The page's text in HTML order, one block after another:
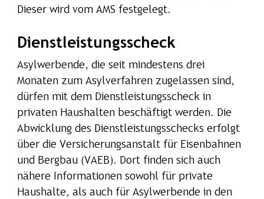
Dieser wird vom AMS festgelegt.
Dienstleistungsscheck
Asylwerbende, die seit mindestens drei
Monaten zum Asylverfahren zugelassen sind,
dürfen mit dem Dienstleistungsscheck in
privaten Haushalten beschäftigt werden. Die
Abwicklung des Dienstleistungsschecks erfolgt
über die Versicherungsanstalt für Eisenbahnen
und Bergbau (VAEB). Dort finden sich auch
nähere Informationen sowohl für private
Haushalte, als auch für Asylwerbende in den